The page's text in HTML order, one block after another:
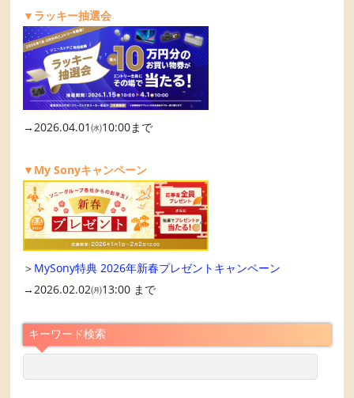
▼ラッキー抽選会
→2026.04.01㈬10:00まで
▼My Sonyキャンペーン
＞ MySony特典 2026年新春プレゼントキャンペーン
→2026.02.02㈪13:00 まで
キーワード検索